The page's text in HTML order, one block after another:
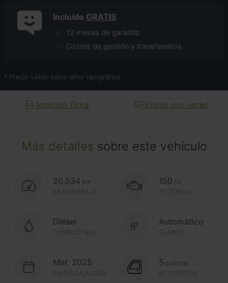
Más detalles sobre este vehículo
20.534 km
KILOMETRAJE
150 cv
POTENCIA
Diésel
COMBUSTIBLE CAMBIO
Automático
Mar. 2025
MATRICULACIÓN Nº PUERTAS
5 puertas
Incluído GRATIS
12 meses de garantía
Costes de gestión y transferencia
* Precio válido salvo error tipográfico.
Imprimir ficha Enviar por email